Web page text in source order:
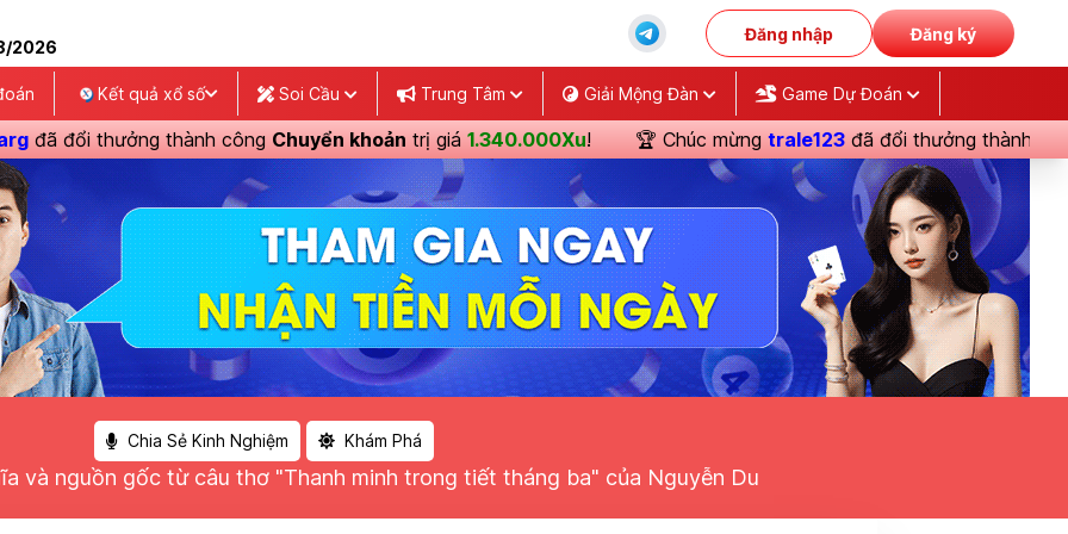
2026
Đăng nhập Đăng ký
Kết quả xổ số Soi Cầu Trung Tâm Giải Mộng Đàn Game Dự Đoán
thưởng thành côngChuyển khoảntrị giá1.340.000Xu! 🏆 Chúc mừngtrale123đã đổi thưởng thành công
Chia Sẻ Kinh Nghiệm Khám Phá
và nguồn gốc từ câu thơ "Thanh minh trong tiết tháng ba" của Nguyễn Du